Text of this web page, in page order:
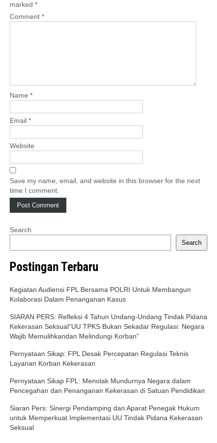
marked *
Comment *
Name *
Email *
Website
Save my name, email, and website in this browser for the next
time I comment.
Search
Search
Postingan Terbaru
Kegiatan Audiensi FPL Bersama POLRI Untuk Membangun
Kolaborasi Dalam Penanganan Kasus
SIARAN PERS: Refleksi 4 Tahun Undang-Undang Tindak Pidana
Kekerasan Seksual“UU TPKS Bukan Sekadar Regulasi: Negara
Wajib Memulihkandan Melindungi Korban”
Pernyataan Sikap: FPL Desak Percepatan Regulasi Teknis
Layanan Korban Kekerasan
Pernyataan Sikap FPL: Menolak Mundurnya Negara dalam
Pencegahan dan Penanganan Kekerasan di Satuan Pendidikan
Siaran Pers: Sinergi Pendamping dan Aparat Penegak Hukum
untuk Memperkuat Implementasi UU Tindak Pidana Kekerasan
Seksual